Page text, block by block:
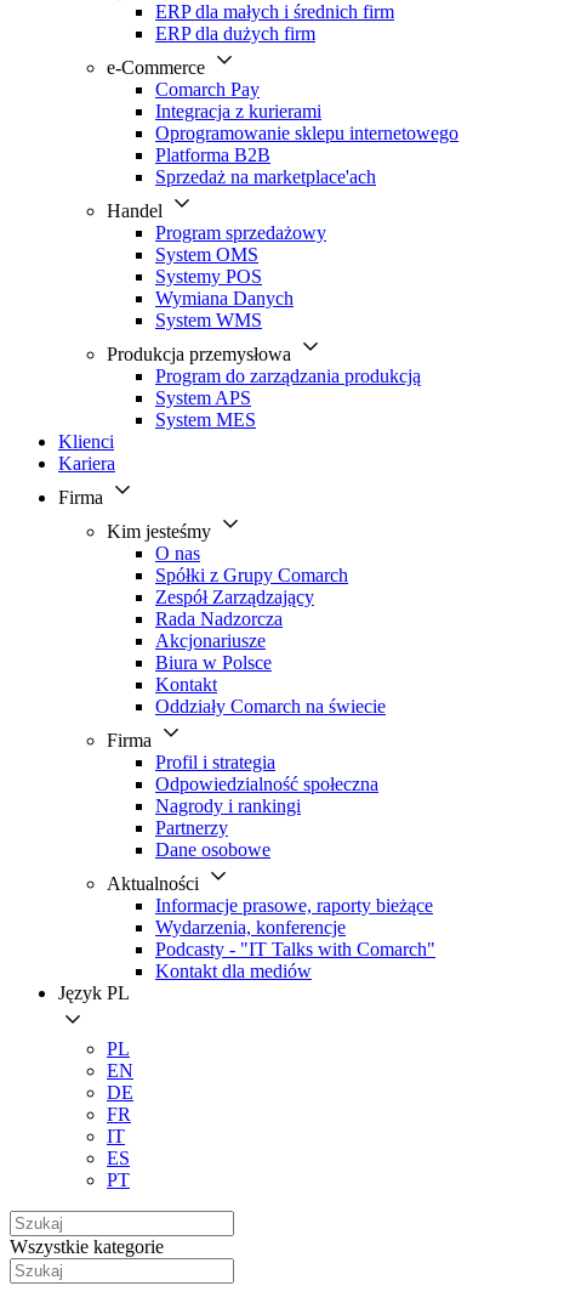
ERP dla małych i średnich firm
ERP dla dużych firm
e-Commerce
Comarch Pay
Integracja z kurierami
Oprogramowanie sklepu internetowego
Platforma B2B
Sprzedaż na marketplace'ach
Handel
Program sprzedażowy
System OMS
Systemy POS
Wymiana Danych
System WMS
Produkcja przemysłowa
Program do zarządzania produkcją
System APS
System MES
Klienci
Kariera
Firma
Kim jesteśmy
O nas
Spółki z Grupy Comarch
Zespół Zarządzający
Rada Nadzorcza
Akcjonariusze
Biura w Polsce
Kontakt
Oddziały Comarch na świecie
Firma
Profil i strategia
Odpowiedzialność społeczna
Nagrody i rankingi
Partnerzy
Dane osobowe
Aktualności
Informacje prasowe, raporty bieżące
Wydarzenia, konferencje
Podcasty - "IT Talks with Comarch"
Kontakt dla mediów
Język PL
PL
EN
DE
FR
IT
ES
PT
Wszystkie kategorie